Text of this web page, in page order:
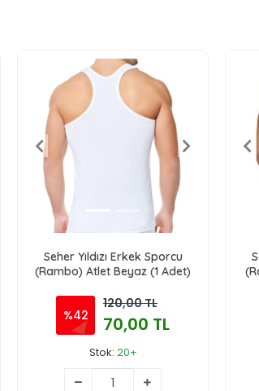
Seher Yıldızı Erkek Sporcu
(Rambo) Atlet Beyaz (1 Adet)
%42
120,00 TL
70,00 TL
Stok: 20+